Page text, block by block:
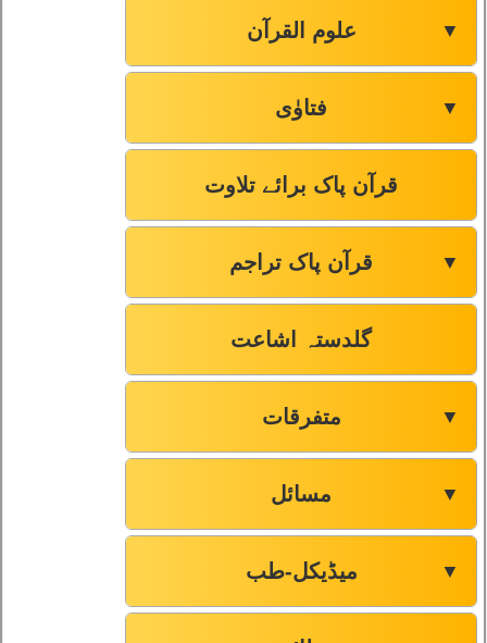
علوم القرآن ▼
فتاوٰی ▼
قرآن پاک برائے تلاوت
قرآن پاک تراجم ▼
گلدستہ اشاعت
متفرقات ▼
مسائل ▼
میڈیکل-طب ▼